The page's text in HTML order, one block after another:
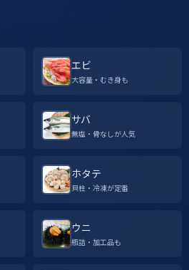
エビ
大容量・むき身も
サバ
無塩・骨なしが人気
ホタテ
貝柱・冷凍が定番
ウニ
瓶詰・加工品も